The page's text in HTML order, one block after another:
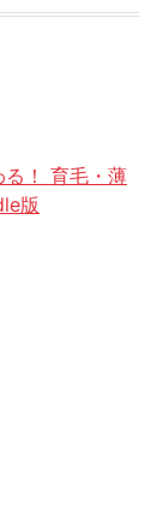
！ 育毛・薄
版